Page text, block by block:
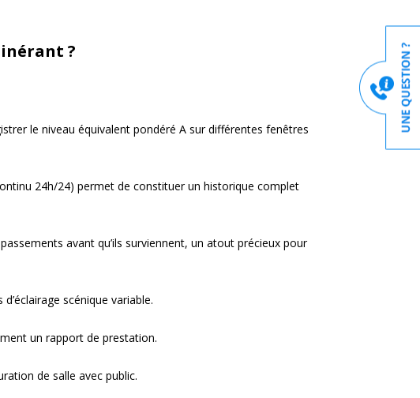
?
le niveau équivalent pondéré A sur différentes fenêtres
24h/24) permet de constituer un historique complet
avant qu’ils surviennent, un atout précieux pour
scénique variable.
un rapport de prestation.
de salle avec public.